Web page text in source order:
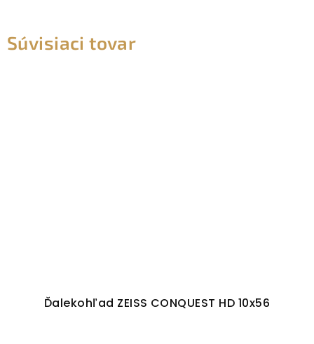
Súvisiaci tovar
Ďalekohľad ZEISS CONQUEST HD 10x56